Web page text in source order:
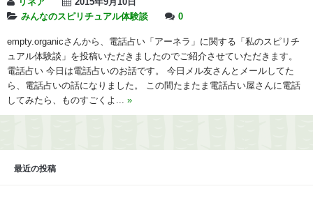
リネア
2015年9月10日
みんなのスピリチュアル体験談
0
empty.organicさんから、電話占い「アーネラ」に関する「私のスピリチ
ュアル体験談」を投稿いただきましたのでご紹介させていただきます。
電話占い 今日は電話占いのお話です。 今日メル友さんとメールしてた
ら、電話占いの話になりました。 この間たまたま電話占い屋さんに電話
してみたら、ものすごくよ... »
最近の投稿